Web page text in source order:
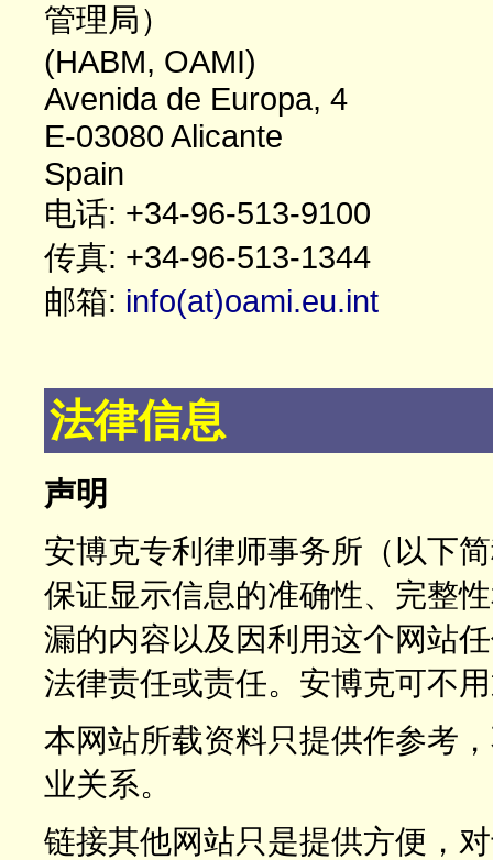
管理局）
(HABM, OAMI)
Avenida de Europa, 4
E-03080 Alicante
Spain
电话: +34-96-513-9100
传真: +34-96-513-1344
邮箱: info(at)oami.eu.int
法律信息
声明
安博克专利律师事务所（以下
保证显示信息的准确性、完整
漏的内容以及因利用这个网站
法律责任或责任。安博克可不
本网站所载资料只提供作参考
业关系。
链接其他网站只是提供方便，